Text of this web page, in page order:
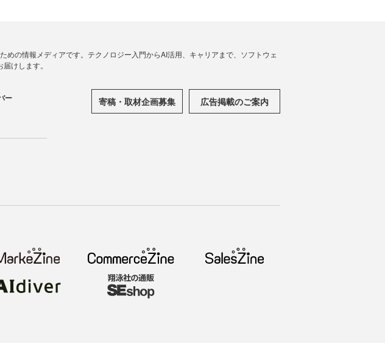
めの情報メディアです。テクノロジー入門からAI活用、キャリアまで、ソフトウェ
けします。
ー 寄稿・取材企画募集 広告掲載のご案内